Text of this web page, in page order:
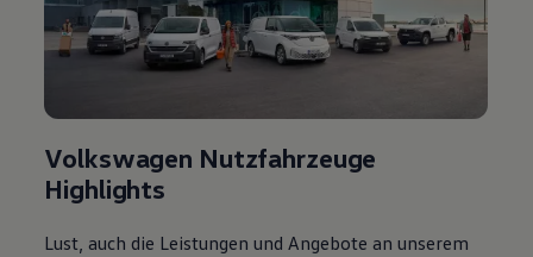
Volkswagen Nutzfahrzeuge
Highlights
Lust, auch die Leistungen und Angebote an unserem